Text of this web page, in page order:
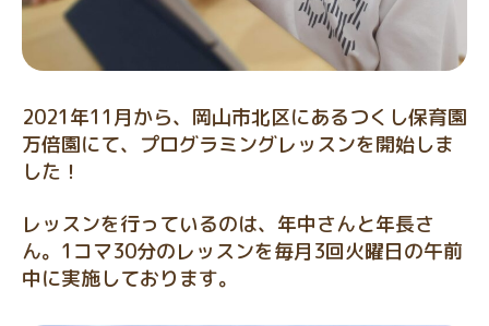
2021年11月から、岡山市北区にあるつくし保育園
万倍園にて、プログラミングレッスンを開始しま
した！
レッスンを行っているのは、年中さんと年長さ
ん。1コマ30分のレッスンを毎月3回火曜日の午前
中に実施しております。